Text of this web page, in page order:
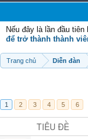
Nếu đây là lần đầu
để trở thành thành
Trang chủ Diễn đàn
1 2 3 4 5 6
TIÊU ĐỀ